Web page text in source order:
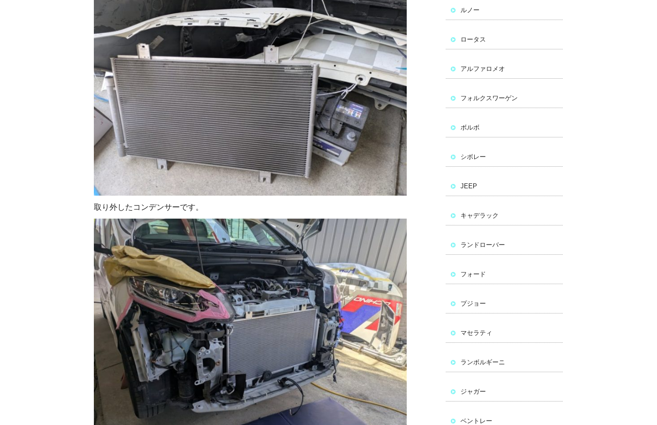
取り外したコンデンサーです。
ルノー
ロータス
アルファロメオ
フォルクスワーゲン
ボルボ
シボレー
JEEP
キャデラック
ランドローバー
フォード
プジョー
マセラティ
ランボルギーニ
ジャガー
ベントレー